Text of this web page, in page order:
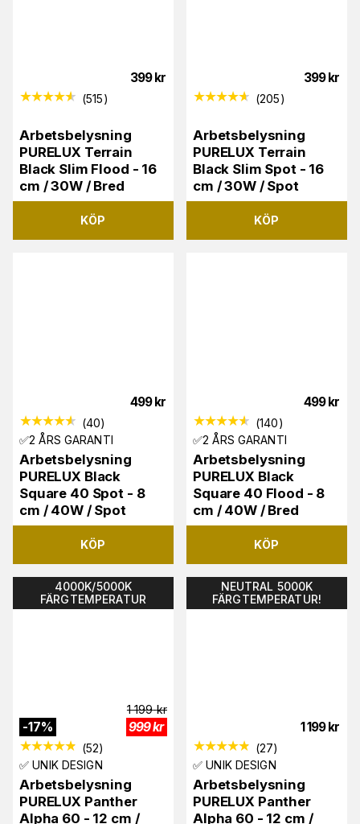
399 kr
(515)
Arbetsbelysning
PURELUX Terrain
Black Slim Flood - 16
cm / 30W / Bred
KÖP
399 kr
(205)
Arbetsbelysning
PURELUX Terrain
Black Slim Spot - 16
cm / 30W / Spot
KÖP
499 kr
(40)
✅2 ÅRS GARANTI
Arbetsbelysning
PURELUX Black
Square 40 Spot - 8
cm / 40W / Spot
KÖP
499 kr
(140)
✅2 ÅRS GARANTI
Arbetsbelysning
PURELUX Black
Square 40 Flood - 8
cm / 40W / Bred
KÖP
4000K/5000K
FÄRGTEMPERATUR
-17%
1 199 kr
999kr
(52)
✅ UNIK DESIGN
Arbetsbelysning
PURELUX Panther
Alpha 60 - 12 cm /
NEUTRAL 5000K
FÄRGTEMPERATUR!
1 199 kr
(27)
✅ UNIK DESIGN
Arbetsbelysning
PURELUX Panther
Alpha 60 - 12 cm /